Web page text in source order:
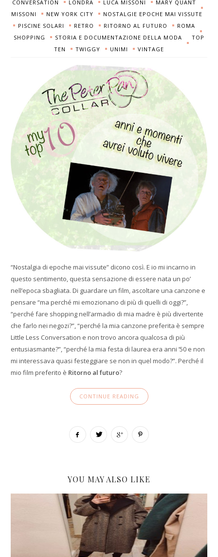
CONVERSATION LONDRA LUCA MISSONI
MARY QUANT
MISSONI
NEW YORK CITY
NOSTALGIE EPOCHE MAI VISSUTE
PISCINE SOLARI
RETRO RITORNO AL FUTURO
ROMA
SHOPPING
STORIA E DOCUMENTAZIONE DELLA MODA
TOP
TEN
TWIGGY UNIMI VINTAGE
“Nostalgia di epoche mai vissute” dicono così. E io mi incarno in
questo sentimento, questa sensazione di essere nata un po’
nell’epoca sbagliata. Di guardare un film, ascoltare una canzone e
pensare “ma perché mi emozionano di più di quelli di oggi?”,
“perché fare shopping nell’armadio di mia madre è più divertente
che farlo nei negozi?”, “perché la mia canzone preferita è sempre
Little Less Conversation e non trovo ancora qualcosa di più
entusiasmante?”, “perché la mia festa di laurea era anni ’50 e non
mi interessava quasi festeggiare se non in quel modo?”. Perché il
mio film preferito è Ritorno al futuro?
CONTINUE READING
YOU MAY ALSO LIKE